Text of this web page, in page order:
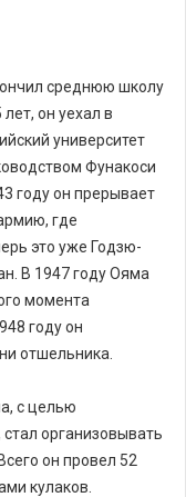
среднюю школу
он уехал в
университет
Фунакоси
году он прерывает
где
это уже Годзю-
В 1947 году Ояма
момента
году он
отшельника.
с целью
организовывать
он провел 52
кулаков.